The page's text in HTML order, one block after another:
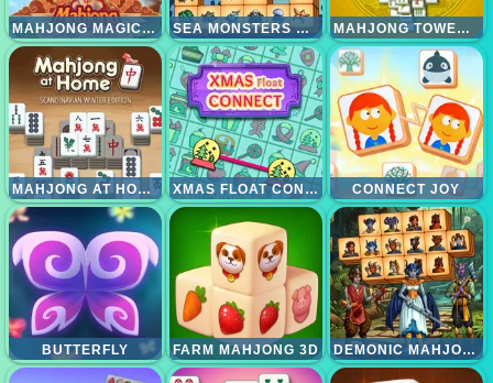
MAHJONG MAGIC ISLANDS SEA MONSTERS MAHJONG MAHJONG TOWER HD
MAHJONG AT HOME - SCANDINAVIAN EDITION XMAS FLOAT CONNECT 2023 CONNECT JOY
BUTTERFLY FARM MAHJONG 3D DEMONIC MAHJONG